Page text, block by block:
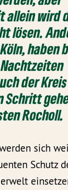
allein wird
lösen.
haben
der
Schritt
Rocholl.
sich
Schutz